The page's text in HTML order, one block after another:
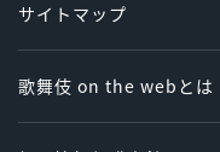
サイトマップ
歌舞伎 on the webとは